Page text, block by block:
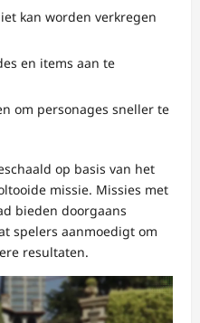
kan worden verkregen
en items aan te
om personages sneller te
op basis van het
missie. Missies met
bieden doorgaans
spelers aanmoedigt om
resultaten.